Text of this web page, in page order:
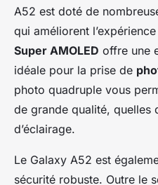
A52 est doté de
qui améliorent
Super AMOLED offre une
idéale pour la prise de
photo quadruple vous
de grande qualité, quelles
d’éclairage.
Le Galaxy A52 est
sécurité robuste. Outre le